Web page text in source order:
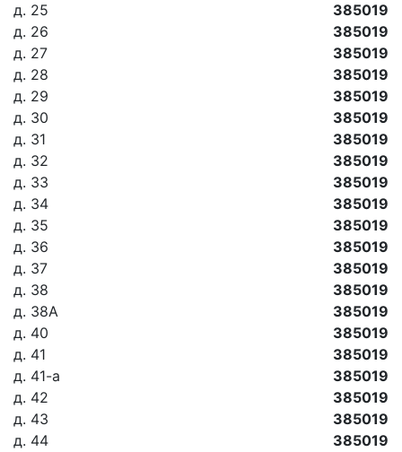
д. 25
385019
д. 26
385019
д. 27
385019
д. 28
385019
д. 29
385019
д. 30
385019
д. 31
385019
д. 32
385019
д. 33
385019
д. 34
385019
д. 35
385019
д. 36
385019
д. 37
385019
д. 38
385019
д. 38А
385019
д. 40
385019
д. 41
385019
д. 41-а
385019
д. 42
385019
д. 43
385019
д. 44
385019